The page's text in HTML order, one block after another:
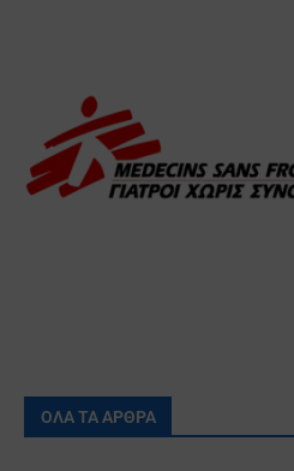
ΟΛΑ ΤΑ ΑΡΘΡΑ